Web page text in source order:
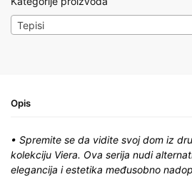
Tepisi
Opis
• Spremite se da vidite svoj dom iz
kolekciju Viera. Ova serija nudi
elegancija i estetika međusobno